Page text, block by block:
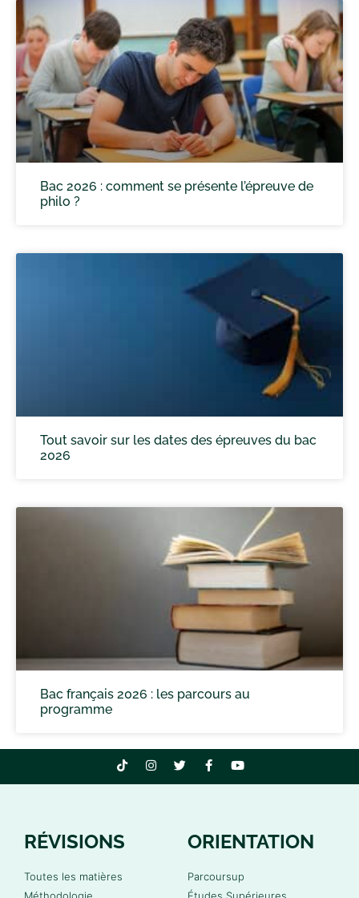
Bac 2026 : comment se présente l’épreuve de
philo ?
Tout savoir sur les dates des épreuves du bac
2026
Bac français 2026 : les parcours au
programme
RÉVISIONS
Toutes les matières
Méthodologie
ORIENTATION
Parcoursup
Études Supérieures